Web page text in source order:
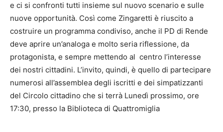
e ci si confronti tutti insieme sul nuovo scenario e sulle
nuove opportunità. Così come Zingaretti è riuscito a
costruire un programma condiviso, anche il PD di Rende
deve aprire un’analoga e molto seria riflessione, da
protagonista, e sempre mettendo al centro l’interesse
dei nostri cittadini. L’invito, quindi, è quello di partecipare
numerosi all’assemblea degli iscritti e dei simpatizzanti
del Circolo cittadino che si terrà Lunedì prossimo, ore
17:30, presso la Biblioteca di Quattromiglia